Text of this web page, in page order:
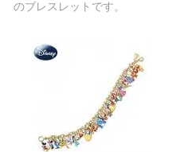
のブレスレットです。